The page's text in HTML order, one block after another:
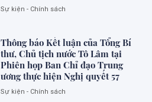
Sự kiện - Chính sách
Thông báo Kết luận của Tổng Bí
thư, Chủ tịch nước Tô Lâm tại
Phiên họp Ban Chỉ đạo Trung
ương thực hiện Nghị quyết 57
Sự kiện - Chính sách